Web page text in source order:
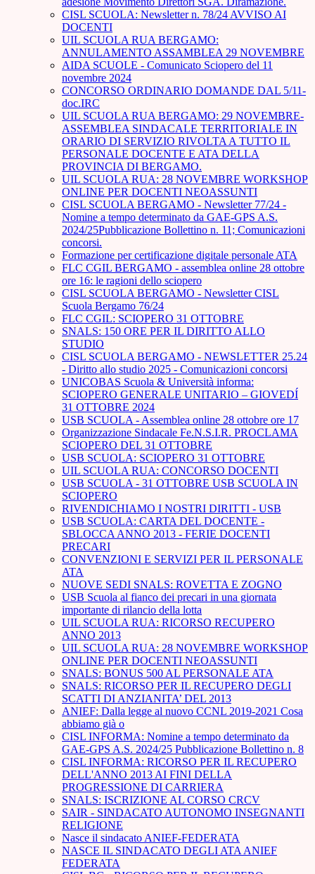
CISL SCUOLA: Newsletter n. 78/24 AVVISO AI
DOCENTI
UIL SCUOLA RUA BERGAMO:
ANNULAMENTO ASSAMBLEA 29 NOVEMBRE
AIDA SCUOLE - Comunicato Sciopero del 11
novembre 2024
CONCORSO ORDINARIO DOMANDE DAL 5/11-
doc.IRC
UIL SCUOLA RUA BERGAMO: 29 NOVEMBRE-
ASSEMBLEA SINDACALE TERRITORIALE IN
ORARIO DI SERVIZIO RIVOLTA A TUTTO IL
PERSONALE DOCENTE E ATA DELLA
PROVINCIA DI BERGAMO.
UIL SCUOLA RUA: 28 NOVEMBRE WORKSHOP
ONLINE PER DOCENTI NEOASSUNTI
CISL SCUOLA BERGAMO - Newsletter 77/24 -
Nomine a tempo determinato da GAE-GPS A.S.
2024/25Pubblicazione Bollettino n. 11; Comunicazioni
concorsi.
Formazione per certificazione digitale personale ATA
FLC CGIL BERGAMO - assemblea online 28 ottobre
ore 16: le ragioni dello sciopero
CISL SCUOLA BERGAMO - Newsletter CISL
Scuola Bergamo 76/24
FLC CGIL: SCIOPERO 31 OTTOBRE
SNALS: 150 ORE PER IL DIRITTO ALLO
STUDIO
CISL SCUOLA BERGAMO - NEWSLETTER 25.24
- Diritto allo studio 2025 - Comunicazioni concorsi
UNICOBAS Scuola & Università informa:
SCIOPERO GENERALE UNITARIO – GIOVEDÍ
31 OTTOBRE 2024
USB SCUOLA - Assemblea online 28 ottobre ore 17
Organizzazione Sindacale Fe.N.S.I.R. PROCLAMA
SCIOPERO DEL 31 OTTOBRE
USB SCUOLA: SCIOPERO 31 OTTOBRE
UIL SCUOLA RUA: CONCORSO DOCENTI
USB SCUOLA - 31 OTTOBRE USB SCUOLA IN
SCIOPERO
RIVENDICHIAMO I NOSTRI DIRITTI - USB
USB SCUOLA: CARTA DEL DOCENTE -
SBLOCCA ANNO 2013 - FERIE DOCENTI
PRECARI
CONVENZIONI E SERVIZI PER IL PERSONALE
ATA
NUOVE SEDI SNALS: ROVETTA E ZOGNO
USB Scuola al fianco dei precari in una giornata
importante di rilancio della lotta
UIL SCUOLA RUA: RICORSO RECUPERO
ANNO 2013
UIL SCUOLA RUA: 28 NOVEMBRE WORKSHOP
ONLINE PER DOCENTI NEOASSUNTI
SNALS: BONUS 500 AL PERSONALE ATA
SNALS: RICORSO PER IL RECUPERO DEGLI
SCATTI DI ANZIANITA’ DEL 2013
ANIEF: Dalla legge al nuovo CCNL 2019-2021 Cosa
abbiamo già o
CISL INFORMA: Nomine a tempo determinato da
GAE-GPS A.S. 2024/25 Pubblicazione Bollettino n. 8
CISL INFORMA: RICORSO PER IL RECUPERO
DELL'ANNO 2013 AI FINI DELLA
PROGRESSIONE DI CARRIERA
SNALS: ISCRIZIONE AL CORSO CRCV
SAIR - SINDACATO AUTONOMO INSEGNANTI
RELIGIONE
Nasce il sindacato ANIEF-FEDERATA
NASCE IL SINDACATO DEGLI ATA ANIEF
FEDERATA